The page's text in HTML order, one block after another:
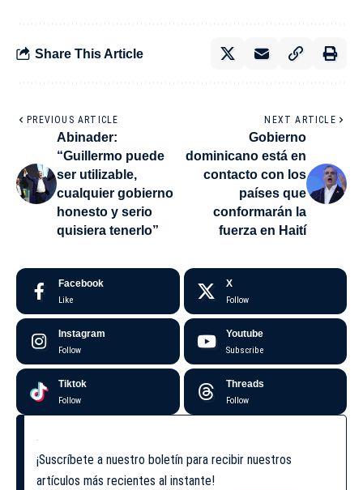
Share This Article
PREVIOUS ARTICLE
Abinader:
“Guillermo puede
ser utilizable,
cualquier gobierno
honesto y serio
quisiera tenerlo”
NEXT ARTICLE
Gobierno
dominicano está en
contacto con los
países que
conformarán la
fuerza en Haití
Facebook
Like
X
Follow
Instagram
Follow
Youtube
Subscribe
Tiktok
Follow
Threads
Follow
¡Suscríbete a nuestro boletín para recibir nuestros
artículos más recientes al instante!